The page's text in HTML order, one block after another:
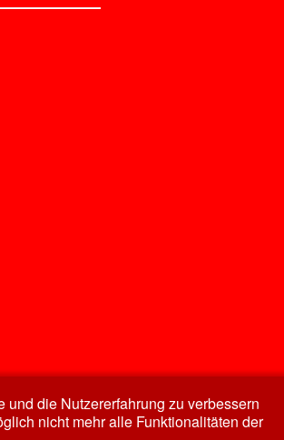
die Nutzererfahrung zu verbessern
nicht mehr alle Funktionalitäten der